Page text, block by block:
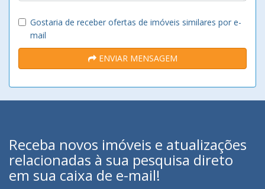
Gostaria de receber ofertas de imóveis similares por e-
mail
ENVIAR MENSAGEM
Receba novos imóveis e atualizações
relacionadas à sua pesquisa direto
em sua caixa de e-mail!